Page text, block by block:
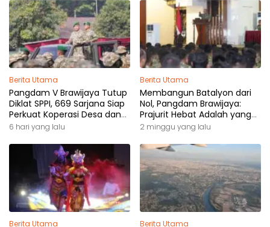
Berita Utama
Pangdam V Brawijaya Tutup
Diklat SPPI, 669 Sarjana Siap
Perkuat Koperasi Desa dan
Kampung Nelayan
6 hari yang lalu
Berita Utama
Membangun Batalyon dari
Nol, Pangdam Brawijaya:
Prajurit Hebat Adalah yang
Dibutuhkan Rakyat
2 minggu yang lalu
Berita Utama Berita Utama